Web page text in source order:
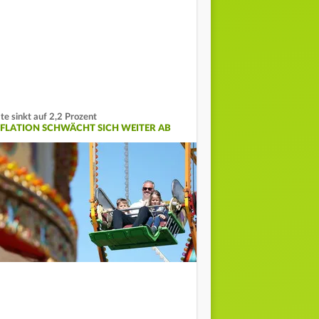
sinkt auf 2,2 Prozent
SCHWÄCHT SICH WEITER AB